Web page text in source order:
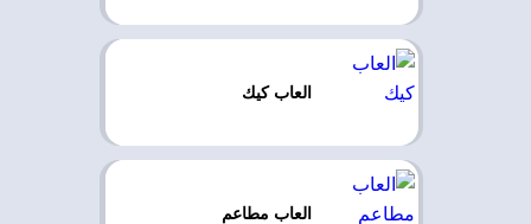
العاب كيك
العاب مطاعم